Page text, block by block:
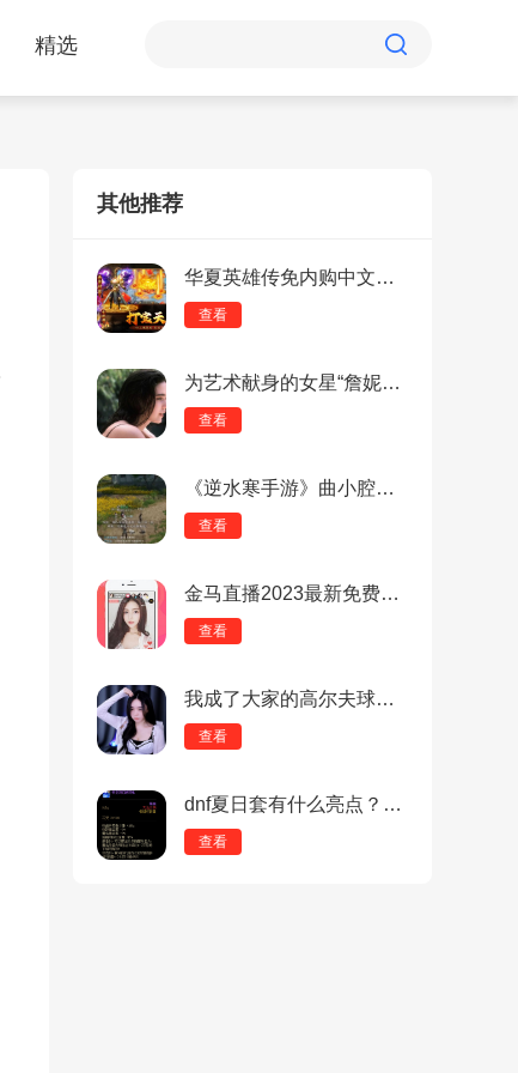
精选
其他推荐
华夏英雄传免内购中文版：极品装备尽收囊中，攻城战激情重现！
查看
为艺术献身的女星“詹妮弗·康纳利”，幻视的快乐你想象不到！
查看
《逆水寒手游》曲小腔大奇遇怎么完成？《逆水寒手游》曲小腔大奇遇完成方法攻略
查看
金马直播2023最新免费版：主题定制的互动软件，个性展示！
查看
我成了大家的高尔夫球洞：最热门的高清素人短视频，发现影视喜好！
查看
dnf夏日套有什么亮点？dnf夏日套特点介绍
查看